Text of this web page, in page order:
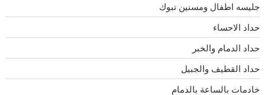
جليسه اطفال ومسنين تبوك
حداد الاحساء
حداد الدمام والخبر
حداد القطيف والجبيل
خادمات بالساعة بالدمام